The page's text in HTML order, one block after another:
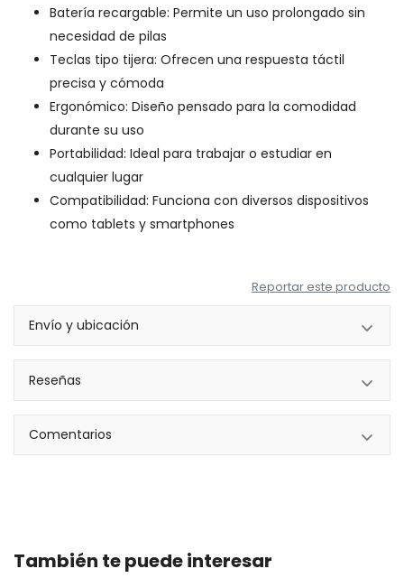
Batería recargable: Permite un uso prolongado sin
necesidad de pilas
Teclas tipo tijera: Ofrecen una respuesta táctil
precisa y cómoda
Ergonómico: Diseño pensado para la comodidad
durante su uso
Portabilidad: Ideal para trabajar o estudiar en
cualquier lugar
Compatibilidad: Funciona con diversos dispositivos
como tablets y smartphones
Reportar este producto
Envío y ubicación
Reseñas
Comentarios
También te puede interesar